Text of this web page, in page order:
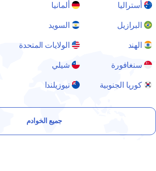
أستراليا ألمانيا
البرازيل السويد
الهند الولايات المتحدة
سنغافورة شيلي
كوريا الجنوبية نيوزيلندا
جميع الخوادم